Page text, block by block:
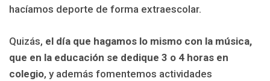
hacíamos deporte de forma extraescolar.
Quizás, el día que hagamos lo mismo con la música,
que en la educación se dedique 3 o 4 horas en
colegio, y además fomentemos actividades